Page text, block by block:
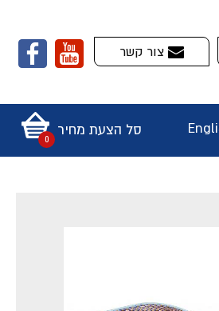
צור קשר
סל הצעת מחיר